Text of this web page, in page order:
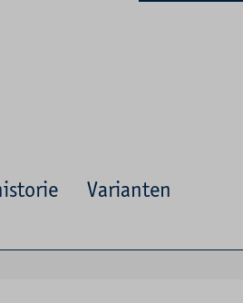
Varianten